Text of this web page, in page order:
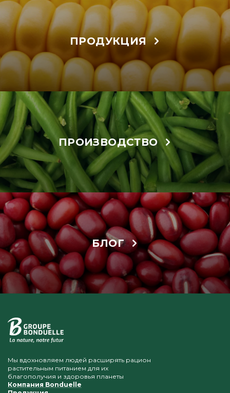
ПРОДУКЦИЯ
ПРОИЗВОДСТВО
БЛОГ
Мы вдохновляем людей расширять рацион
растительным питанием для их
благополучия и здоровья планеты
Компания Bonduelle